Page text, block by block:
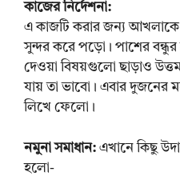
কাজের নির্দেশনা:
এ কাজটি করার জন্য আখলাকে
সুন্দর করে পড়ো। পাশের
দেওয়া বিষয়গুলো ছাড়াও
যায় তা ভাবো। এবার দুজনের
লিখে ফেলো।
নমুনা সমাধান: এখানে কিছু
হলো-